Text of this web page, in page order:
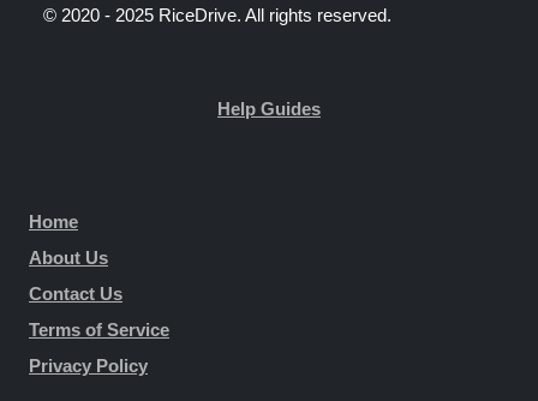
© 2020 - 2025 RiceDrive. All rights reserved.
Help Guides
Home
About Us
Contact Us
Terms of Service
Privacy Policy